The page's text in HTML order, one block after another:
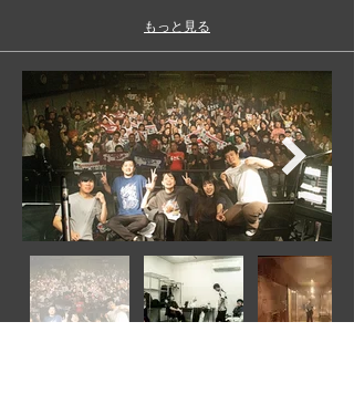
もっと見る